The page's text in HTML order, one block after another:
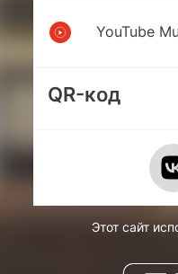
YouTube
QR-код
Этот сайт